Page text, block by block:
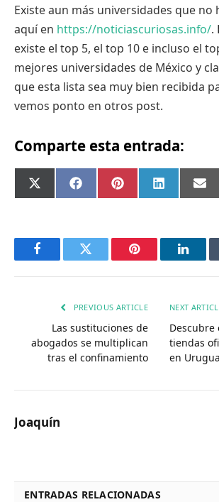
Existe aun más universidades que no
aquí en https://noticiascuriosas.info/.
existe el top 5, el top 10 e incluso el
mejores universidades de México y
que esta lista sea muy bien recibida
vemos ponto en otros post.
Comparte esta entrada:
Compartir
en
X
(Twitter)
Compartir
en
FacebookCompartir
en
PinterestCompartir
en
LinkedIn
en
FacebookTwitter Pinterest
PREVIOUS ARTICLE
Las sustituciones de
abogados se multiplican
tras el confinamiento
NEXT
Descubre
tiendas
en
Joaquín
ENTRADAS RELACIONADAS